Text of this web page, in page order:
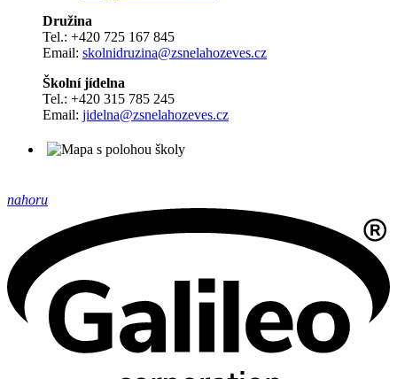
Družina
Tel.: +420 725 167 845
Email: skolnidruzina@zsnelahozeves.cz
Školní jídelna
Tel.: +420 315 785 245
Email: jidelna@zsnelahozeves.cz
nahoru